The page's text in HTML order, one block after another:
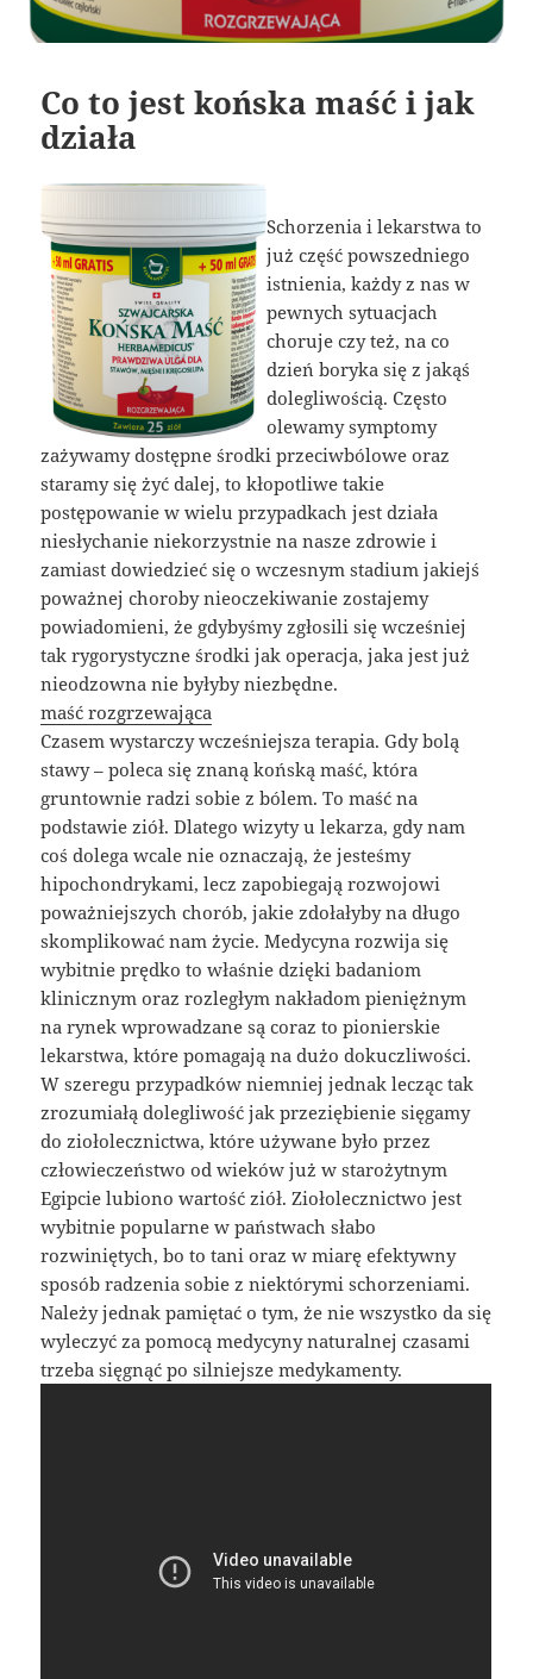
Co to jest końska maść i jak
działa
Schorzenia i lekarstwa to
już część powszedniego
istnienia, każdy z nas w
pewnych sytuacjach
choruje czy też, na co
dzień boryka się z jakąś
dolegliwością. Często
olewamy symptomy
zażywamy dostępne środki przeciwbólowe oraz
staramy się żyć dalej, to kłopotliwe takie
postępowanie w wielu przypadkach jest działa
niesłychanie niekorzystnie na nasze zdrowie i
zamiast dowiedzieć się o wczesnym stadium jakiejś
poważnej choroby nieoczekiwanie zostajemy
powiadomieni, że gdybyśmy zgłosili się wcześniej
tak rygorystyczne środki jak operacja, jaka jest już
nieodzowna nie byłyby niezbędne.
maść rozgrzewająca
Czasem wystarczy wcześniejsza terapia. Gdy bolą
stawy – poleca się znaną końską maść, która
gruntownie radzi sobie z bólem. To maść na
podstawie ziół. Dlatego wizyty u lekarza, gdy nam
coś dolega wcale nie oznaczają, że jesteśmy
hipochondrykami, lecz zapobiegają rozwojowi
poważniejszych chorób, jakie zdołałyby na długo
skomplikować nam życie. Medycyna rozwija się
wybitnie prędko to właśnie dzięki badaniom
klinicznym oraz rozległym nakładom pieniężnym
na rynek wprowadzane są coraz to pionierskie
lekarstwa, które pomagają na dużo dokuczliwości.
W szeregu przypadków niemniej jednak lecząc tak
zrozumiałą dolegliwość jak przeziębienie sięgamy
do ziołolecznictwa, które używane było przez
człowieczeństwo od wieków już w starożytnym
Egipcie lubiono wartość ziół. Ziołolecznictwo jest
wybitnie popularne w państwach słabo
rozwiniętych, bo to tani oraz w miarę efektywny
sposób radzenia sobie z niektórymi schorzeniami.
Należy jednak pamiętać o tym, że nie wszystko da się
wyleczyć za pomocą medycyny naturalnej czasami
trzeba sięgnąć po silniejsze medykamenty.